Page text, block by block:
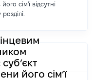
сім'ї відсутні
його сім’ї